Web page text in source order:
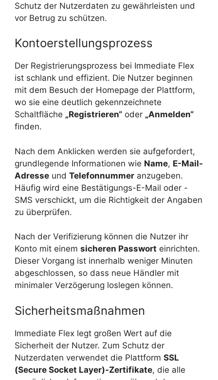
Schutz der Nutzerdaten zu gewährleisten und
vor Betrug zu schützen.
Kontoerstellungsprozess
Der Registrierungsprozess bei Immediate Flex
ist schlank und effizient. Die Nutzer beginnen
mit dem Besuch der Homepage der Plattform,
wo sie eine deutlich gekennzeichnete
Schaltfläche „Registrieren“ oder „Anmelden“
finden.
Nach dem Anklicken werden sie aufgefordert,
grundlegende Informationen wie Name, E-Mail-
Adresse und Telefonnummer anzugeben.
Häufig wird eine Bestätigungs-E-Mail oder -
SMS verschickt, um die Richtigkeit der Angaben
zu überprüfen.
Nach der Verifizierung können die Nutzer ihr
Konto mit einem sicheren Passwort einrichten.
Dieser Vorgang ist innerhalb weniger Minuten
abgeschlossen, so dass neue Händler mit
minimaler Verzögerung loslegen können.
Sicherheitsmaßnahmen
Immediate Flex legt großen Wert auf die
Sicherheit der Nutzer. Zum Schutz der
Nutzerdaten verwendet die Plattform SSL
(Secure Socket Layer)-Zertifikate, die alle